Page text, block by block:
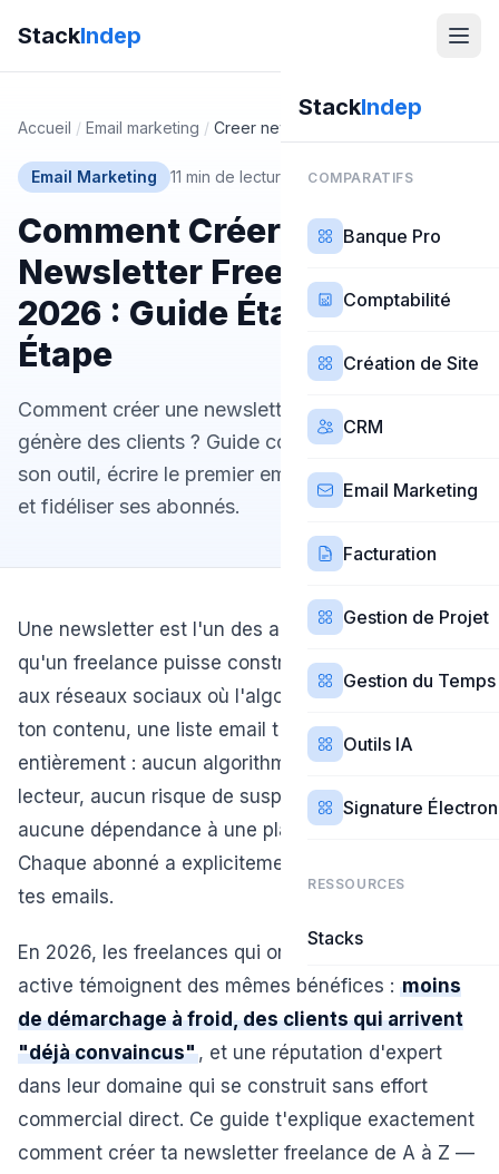
StackIndep
StackIndep
COMPARATIFS
Banque Pro
Comptabilité
Création de Site
CRM
Email Marketing
Facturation
Gestion de Projet
Gestion du Temps
Outils IA
Signature
RESSOURCES
Stacks
Accueil / Email marketing / Creer newsletter freelance
Email Marketing 11 min de lecture Mis à jour 21 mars 2026
Comment Créer une
Newsletter Freelance en
2026 : Guide Étape par
Étape
Comment créer une newsletter freelance qui
génère des clients ? Guide complet 2026 : choisir
son outil, écrire le premier email, construire sa liste
et fidéliser ses abonnés.
Une newsletter est l'un des actifs les plus précieux
qu'un freelance puisse construire. Contrairement
aux réseaux sociaux où l'algorithme décide qui voit
ton contenu, une liste email t'appartient
entièrement : aucun algorithme entre toi et ton
lecteur, aucun risque de suspension de compte,
aucune dépendance à une plateforme tiers.
Chaque abonné a explicitement choisi de recevoir
tes emails.
En 2026, les freelances qui ont une newsletter
active témoignent des mêmes bénéfices : moins
de démarchage à froid, des clients qui arrivent
"déjà convaincus", et une réputation d'expert
dans leur domaine qui se construit sans effort
commercial direct. Ce guide t'explique exactement
comment créer ta newsletter freelance de A à Z —